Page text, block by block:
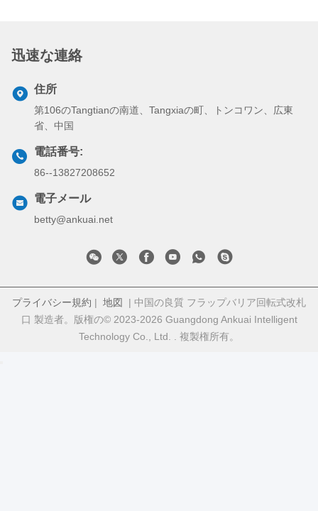
住所
第106のTangtianの南道、Tangxiaの町、トンコワン、広東
省、中国
電話番号:
86--13827208652
電子メール
betty@ankuai.net
Technology Co., Ltd. . 複製権所有。